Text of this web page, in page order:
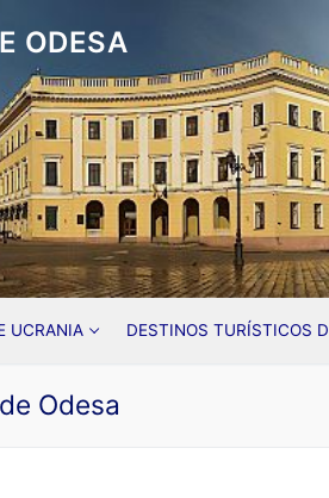
ODESA
UCRANIA DESTINOS TURÍSTICOS
Odesa